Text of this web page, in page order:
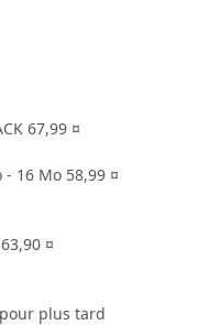
67,99 ¤
- 16 Mo 58,99 ¤
¤
plus tard